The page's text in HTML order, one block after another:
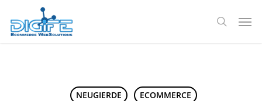
Hauptinhalt
springen
Suche
NEUGIERDE
ECOMMERCE